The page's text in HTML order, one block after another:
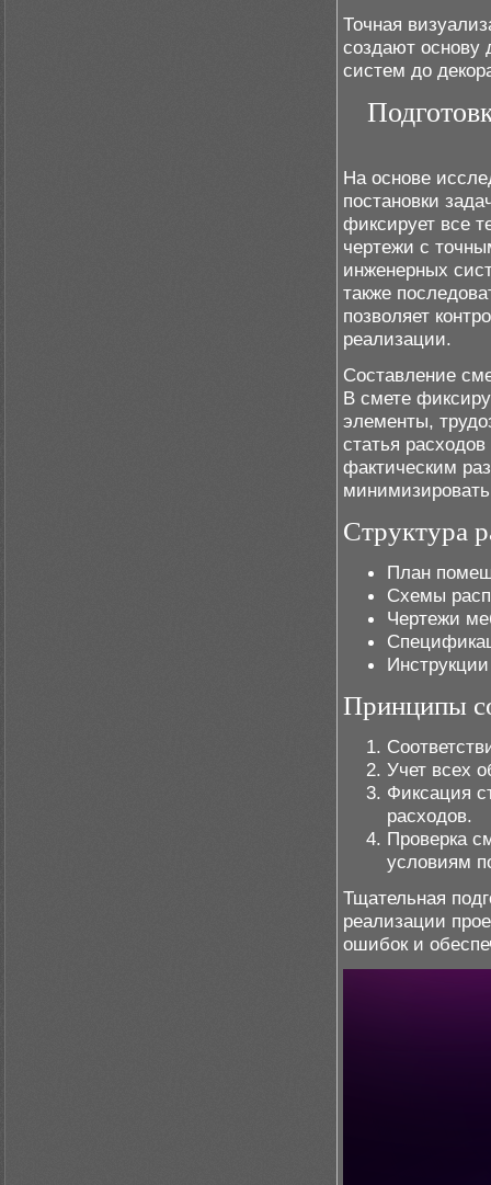
Точная
создают основу
систем до
На основе
постановки
фиксирует все
чертежи с
инженерных
также
позволяет
реализации.
Составление
В смете
элементы,
статья
фактическим
Структура
План
Схемы
Чертежи
Принципы
Учет всех
Фиксация
расходов.
Проверка
условиям
Тщательная
реализации
ошибок и